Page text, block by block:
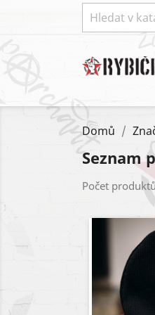
Domů
Seznam
Počet